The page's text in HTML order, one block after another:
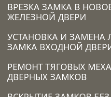
ВРЕЗКА ЗАМКА В
ЖЕЛЕЗНОЙ ДВЕРИ
УСТАНОВКА И ЗАМЕНА
ЗАМКА ВХОДНОЙ
РЕМОНТ ТЯГОВЫХ
ДВЕРНЫХ ЗАМКОВ